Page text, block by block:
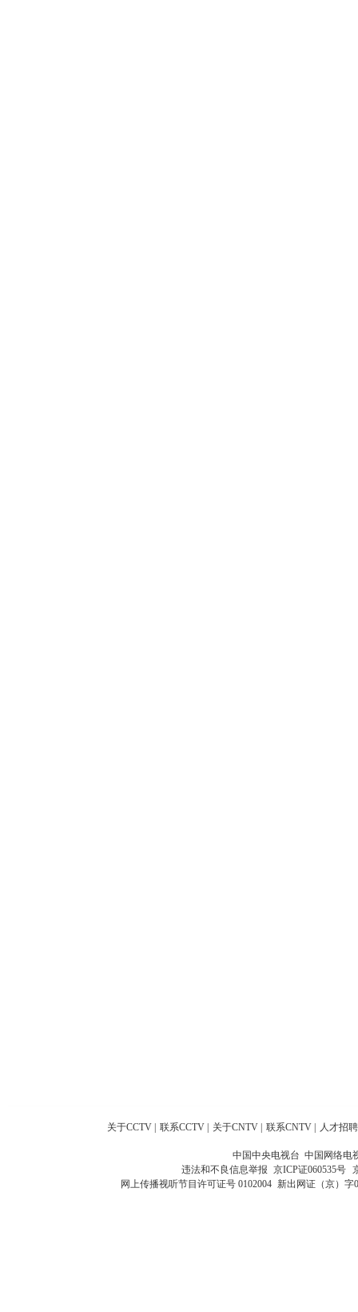
关于CCTV 联系CCTV 关于CNTV 联系CNTV 人才招聘
中国中央电视台 中国网络电
违法和不良信息举报 京ICP证060535号
网上传播视听节目许可证号 0102004 新出网证（京）